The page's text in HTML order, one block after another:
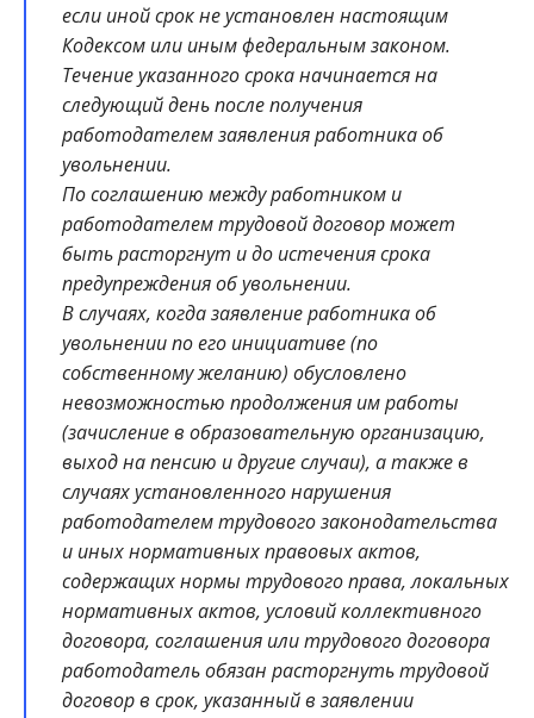
если иной срок не установлен настоящим
Кодексом или иным федеральным законом.
Течение указанного срока начинается на
следующий день после получения
работодателем заявления работника об
увольнении.
По соглашению между работником и
работодателем трудовой договор может
быть расторгнут и до истечения срока
предупреждения об увольнении.
В случаях, когда заявление работника об
увольнении по его инициативе (по
собственному желанию) обусловлено
невозможностью продолжения им работы
(зачисление в образовательную организацию,
выход на пенсию и другие случаи), а также в
случаях установленного нарушения
работодателем трудового законодательства
и иных нормативных правовых актов,
содержащих нормы трудового права, локальных
нормативных актов, условий коллективного
договора, соглашения или трудового договора
работодатель обязан расторгнуть трудовой
договор в срок, указанный в заявлении